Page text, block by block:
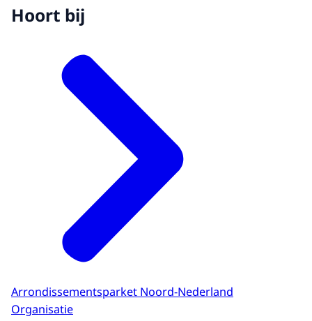
Hoort bij
Arrondissementsparket Noord-Nederland
Organisatie